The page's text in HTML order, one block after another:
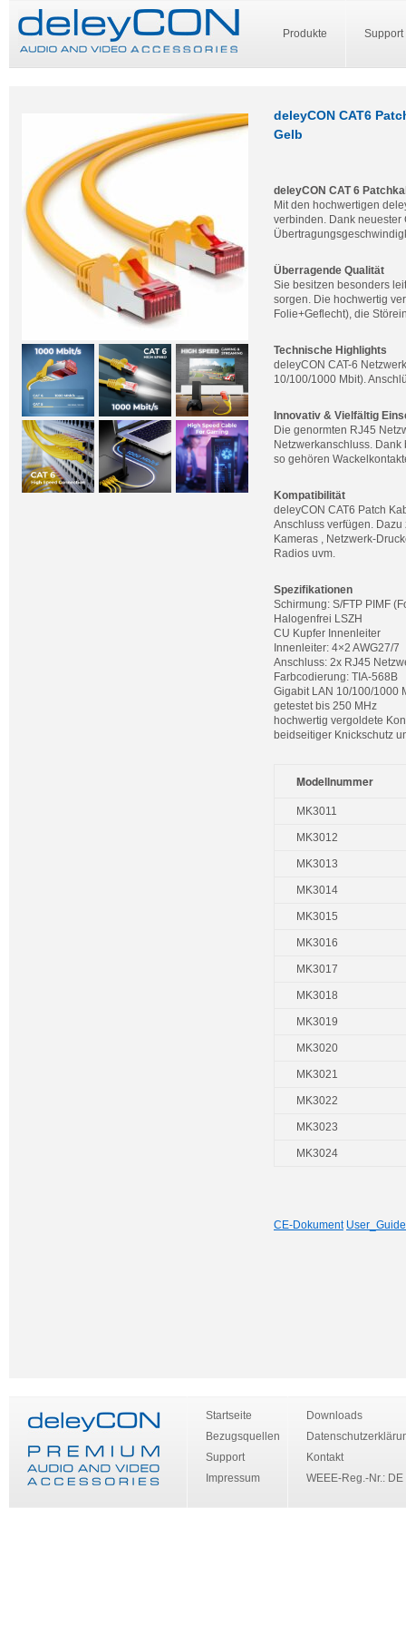
Produkte Support
deleyCON CAT6
Gelb
deleyCON CAT 6
Mit den hochwertigen
verbinden. Dank neuester
Überragende Qualität
Sie besitzen besonders
sorgen. Die hochwertig
Folie+Geflecht), die
Technische Highlights
deleyCON CAT-6
10/100/1000 Mbit).
Innovativ & Vielfältig
Die genormten RJ45
Netzwerkanschluss.
so gehören
Kompatibilität
deleyCON CAT6 Patch
Anschluss verfügen. Dazu
Kameras , Netzwerk-
Radios uvm.
Spezifikationen
Schirmung: S/FTP PIMF
Halogenfrei LSZH
CU Kupfer Innenleiter
Innenleiter: 4×2 AWG27/7
Anschluss: 2x RJ45
Farbcodierung: TIA-568B
Gigabit LAN 10/100/1000
getestet bis 250 MHz
hochwertig vergoldete
beidseitiger Knickschutz
Modellnummer
MK3011
MK3012
MK3013
MK3014
MK3015
MK3016
MK3017
MK3018
MK3019
MK3020
MK3021
MK3022
MK3023
MK3024
CE-Dokument User_Guide
Startseite
Bezugsquellen
Support
Impressum
Downloads
Kontakt
WEEE-Reg.-Nr.: